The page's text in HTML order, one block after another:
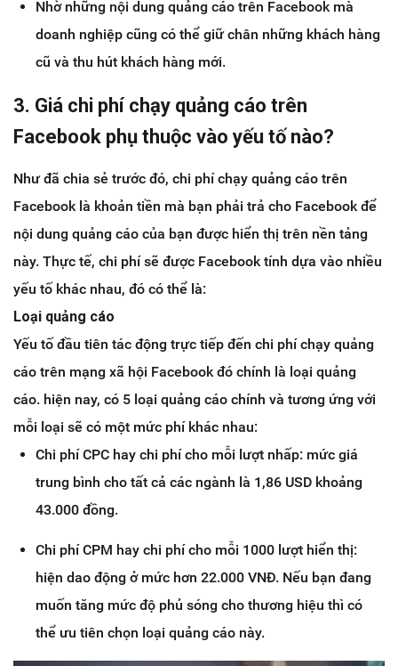
Nhờ những nội dung quảng cáo trên Facebook mà
doanh nghiệp cũng có thể giữ chân những khách hàng
cũ và thu hút khách hàng mới.
3. Giá chi phí chạy quảng cáo trên
Facebook phụ thuộc vào yếu tố nào?
Như đã chia sẻ trước đó, chi phí chạy quảng cáo trên
Facebook là khoản tiền mà bạn phải trả cho Facebook để
nội dung quảng cáo của bạn được hiển thị trên nền tảng
này. Thực tế, chi phí sẽ được Facebook tính dựa vào nhiều
yếu tố khác nhau, đó có thể là:
Loại quảng cáo
Yếu tố đầu tiên tác động trực tiếp đến chi phí chạy quảng
cáo trên mạng xã hội Facebook đó chính là loại quảng
cáo. hiện nay, có 5 loại quảng cáo chính và tương ứng với
mỗi loại sẽ có một mức phí khác nhau:
Chi phí CPC hay chi phí cho mỗi lượt nhấp: mức giá
trung bình cho tất cả các ngành là 1,86 USD khoảng
43.000 đồng.
Chi phí CPM hay chi phí cho mỗi 1000 lượt hiển thị:
hiện dao động ở mức hơn 22.000 VNĐ. Nếu bạn đang
muốn tăng mức độ phủ sóng cho thương hiệu thì có
thể ưu tiên chọn loại quảng cáo này.